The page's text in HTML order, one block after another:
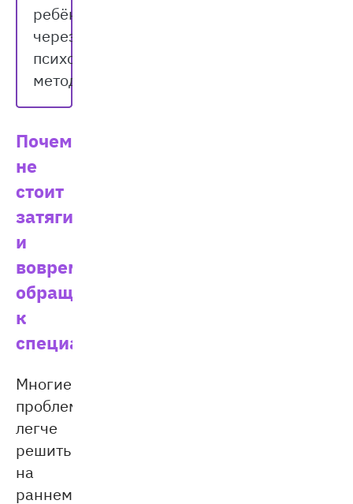
ребёнка
через
психотерапевтические
методы.
Почему
не
стоит
затягивать
и
вовремя
обращаться
к
специалисту?
Многие
проблемы
легче
решить
на
раннем